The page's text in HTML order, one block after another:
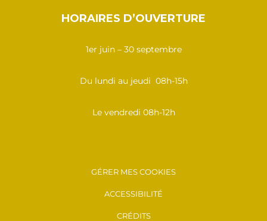
HORAIRES D’OUVERTURE
1er juin – 30 septembre
Du lundi au jeudi 08h-15h
Le vendredi 08h-12h
GÉRER MES COOKIES
ACCESSIBILITÉ
CRÉDITS